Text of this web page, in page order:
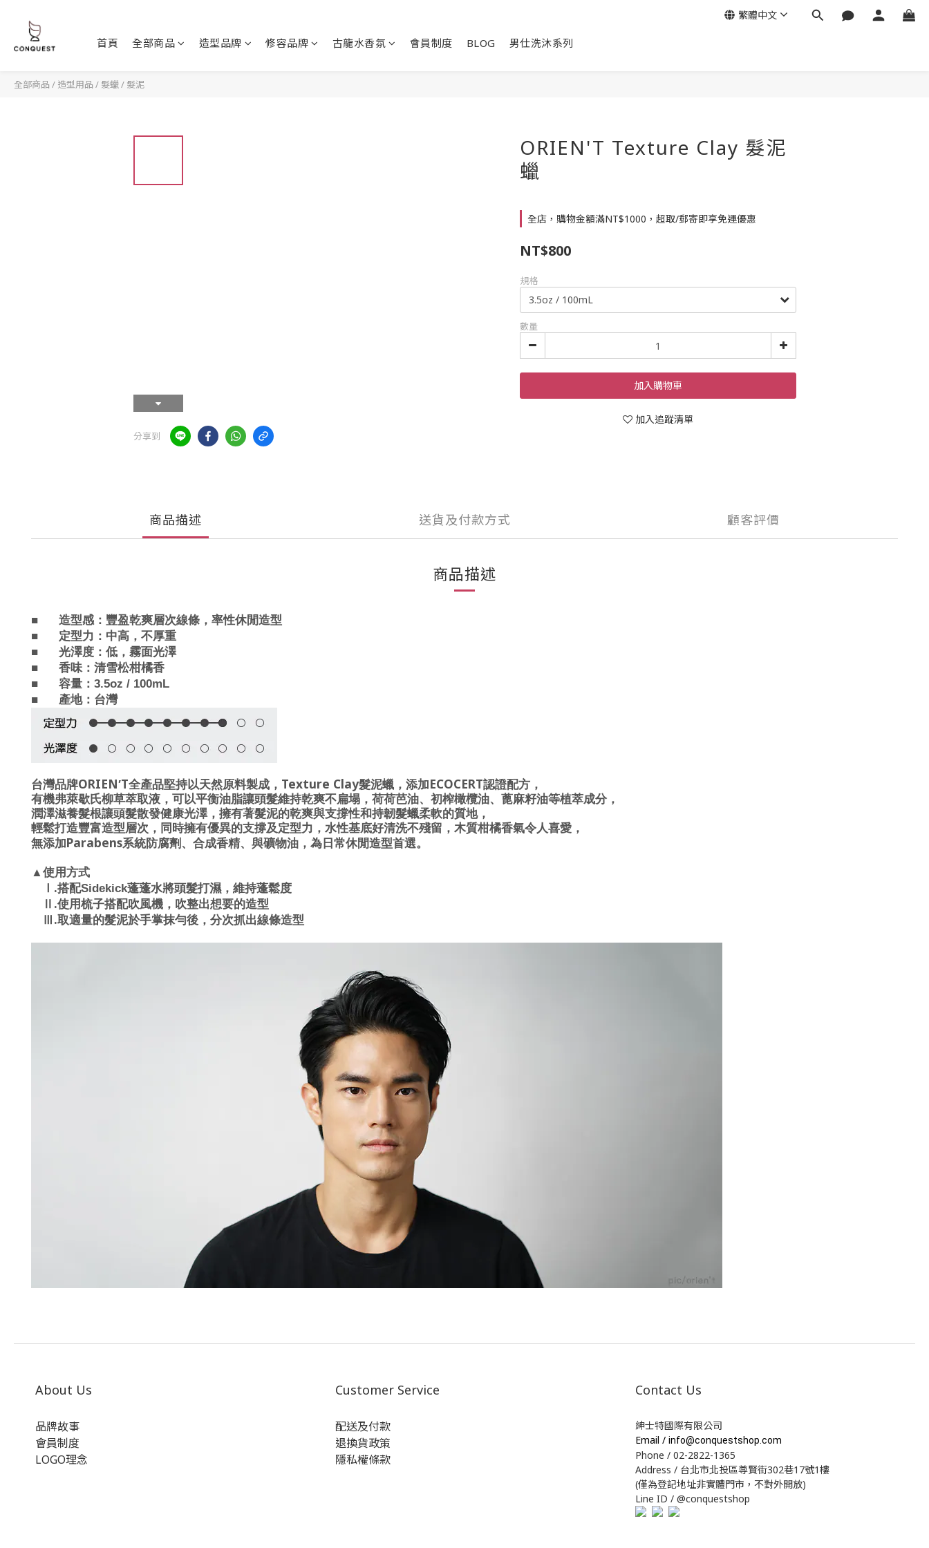
首頁 全部商品 造型品牌 修容品牌 古龍水香氛 會員制度 BLOG 男仕洗沐系列
繁體中文
全部商品 / 造型用品 / 髮蠟 / 髮泥
分享到
ORIEN'T Texture Clay 髮泥
蠟
全店，購物金額滿NT$1000，超取/郵寄即享免運優惠
NT$800
規格
數量
加入購物車
加入追蹤清單
商品描述 送貨及付款方式 顧客評價
商品描述
■ 造型感： 豐盈乾爽層次線條，率性休閒造型
■
定型力： 中高 ，不厚重
■
光澤度： 低，霧面光澤
■
香味： 清雪松柑橘香
■
容量：3.5oz / 100mL
■
產地：台灣
台灣品牌ORIEN′T全產品堅持以天然原料製成， Texture Clay髮泥蠟，添加ECOCERT認證配方，
有機弗萊歇氏柳草萃取液，可以平衡油脂讓頭髮維持乾爽不扁塌，荷荷芭油、初榨橄欖油、 蓖麻籽油等植萃成分，
潤澤滋養髮根讓頭髮散發健康光澤，擁有著髮泥的乾爽與支撐性和持韌髮蠟柔軟的質地，
輕鬆打造豐富造型層次， 同時擁有優異的支撐及定型力，水性基底好清洗不殘留，木質柑橘香氣令人喜愛，
無添加Parabens系統防腐劑、合成香精、與礦物油，為日常休閒造型首選。
▲使用方式
.搭配Sidekick蓬蓬水將頭髮打濕，維持蓬鬆度
.使用梳子搭配吹風機，吹整出想要的造型
Ⅲ .取適量的髮泥於手掌抹勻後，分次抓出線條造型
About Us
品牌故事
會員制度
LOGO理念
Customer Service
配送及付款
退換貨政策
隱私權條款
Contact Us
紳士特國際有限公司
Email / info@conquestshop.com
Phone / 02-2822-1365
Address / 台北市北投區尊賢街302巷17號1樓
(僅為登記地址非實體門市，不對外開放)
Line ID / @conquestshop